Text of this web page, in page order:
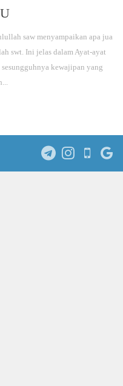
saw menyampaikan apa jua
swt. Ini jelas dalam Ayat-ayat
kewajipan yang